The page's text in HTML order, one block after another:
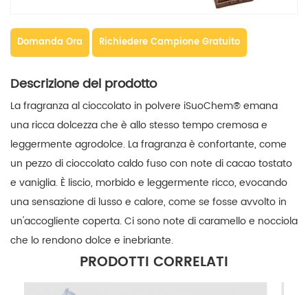
Domanda Ora Richiedere Campione Gratuito
Descrizione del prodotto
La fragranza al cioccolato in polvere iSuoChem® emana
una ricca dolcezza che è allo stesso tempo cremosa e
leggermente agrodolce. La fragranza è confortante, come
un pezzo di cioccolato caldo fuso con note di cacao tostato
e vaniglia. È liscio, morbido e leggermente ricco, evocando
una sensazione di lusso e calore, come se fosse avvolto in
un'accogliente coperta. Ci sono note di caramello e nocciola
che lo rendono dolce e inebriante.
PRODOTTI CORRELATI